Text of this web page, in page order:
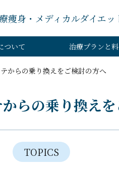
痩身・メディカルダイエッ
ついて 治療プランと
からの乗り換えをご検討の方へ
らの乗り換え
TOPICS